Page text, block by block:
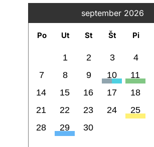
september 2026
Po Ut St Št Pi
1 2 3 4
7
8 9 10 11
14
15 16 17 18
21
22 23 24 25
28
29 30